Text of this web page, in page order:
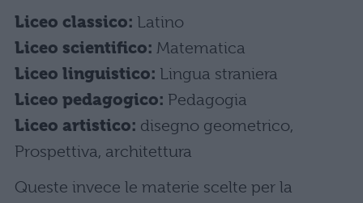
Liceo classico: Latino
Liceo scientifico: Matematica
Liceo linguistico: Lingua straniera
Liceo pedagogico: Pedagogia
Liceo artistico: disegno geometrico,
Prospettiva, architettura
Queste invece le materie scelte per la